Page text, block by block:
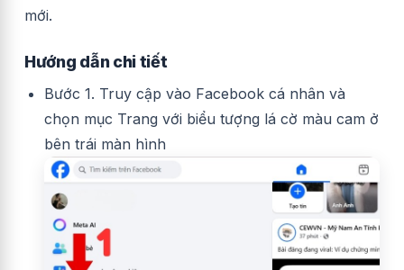
mới.
Hướng dẫn chi tiết
Bước 1. Truy cập vào Facebook cá nhân và
chọn mục Trang với biểu tượng lá cờ màu cam ở
bên trái màn hình